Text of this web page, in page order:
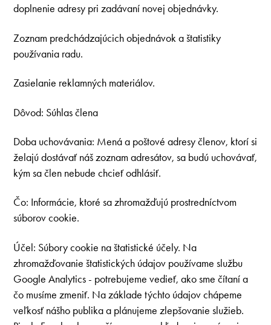
doplnenie adresy pri zadávaní novej objednávky.
Zoznam predchádzajúcich objednávok a štatistiky
používania radu.
Zasielanie reklamných materiálov.
Dôvod: Súhlas člena
Doba uchovávania: Mená a poštové adresy členov, ktorí si
želajú dostávať náš zoznam adresátov, sa budú uchovávať,
kým sa člen nebude chcieť odhlásiť.
Čo: Informácie, ktoré sa zhromažďujú prostredníctvom
súborov cookie.
Účel: Súbory cookie na štatistické účely. Na
zhromažďovanie štatistických údajov používame službu
Google Analytics - potrebujeme vedieť, ako sme čítaní a
čo musíme zmeniť. Na základe týchto údajov chápeme
veľkosť nášho publika a plánujeme zlepšovanie služieb.